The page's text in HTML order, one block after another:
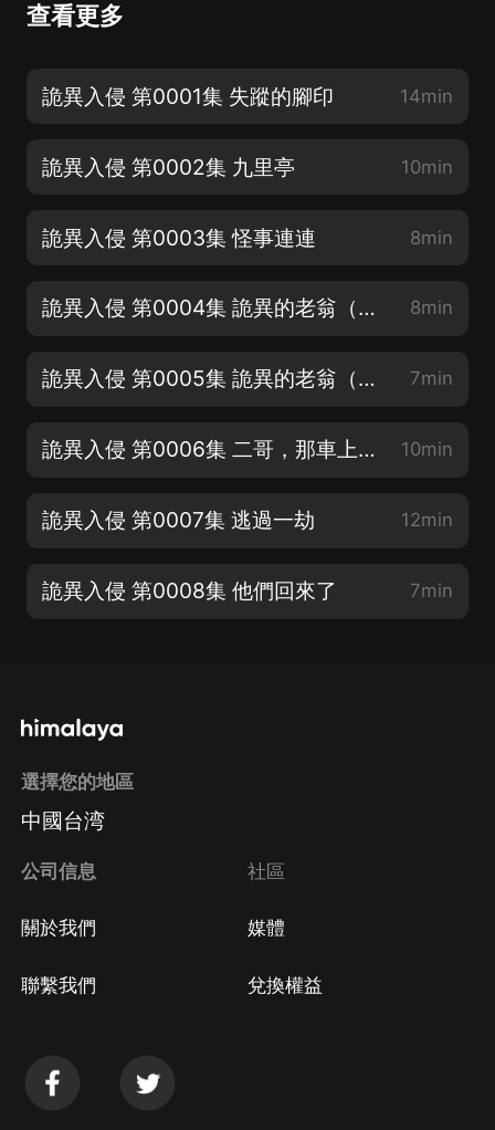
查看更多
詭異入侵 第0001集 失蹤的腳印 14min
詭異入侵 第0002集 九里亭 10min
詭異入侵 第0003集 怪事連連 8min
詭異入侵 第0004集 詭異的老翁（上） 8min
詭異入侵 第0005集 詭異的老翁（下） 7min
詭異入侵 第0006集 二哥，那車上不得！ 10min
詭異入侵 第0007集 逃過一劫 12min
詭異入侵 第0008集 他們回來了 7min
選擇您的地區
中國台湾
公司信息
關於我們
聯繫我們
社區
媒體
兌換權益